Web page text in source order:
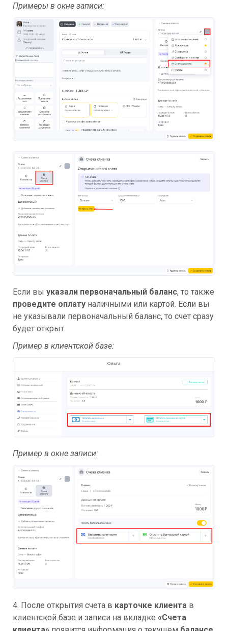
Примеры в окне записи:
Если вы указали первоначальный баланс, то также
проведите оплату наличными или картой. Если вы
не указывали первоначальный баланс, то счет сразу
будет открыт.
Пример в клиентской базе:
Пример в окне записи:
4. После открытия счета в карточке клиента в
клиентской базе и записи на вкладке «Счета